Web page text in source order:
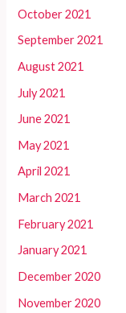
October 2021
September 2021
August 2021
July 2021
June 2021
May 2021
April 2021
March 2021
February 2021
January 2021
December 2020
November 2020